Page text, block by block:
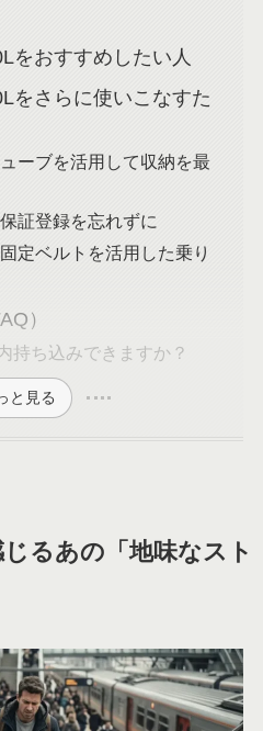
をおすすめしたい人
をさらに使いこなすた
ーブを活用して収納を最
証登録を忘れずに
定ベルトを活用した乗り
）
持ち込みできますか？
と見る
るあの「地味なスト